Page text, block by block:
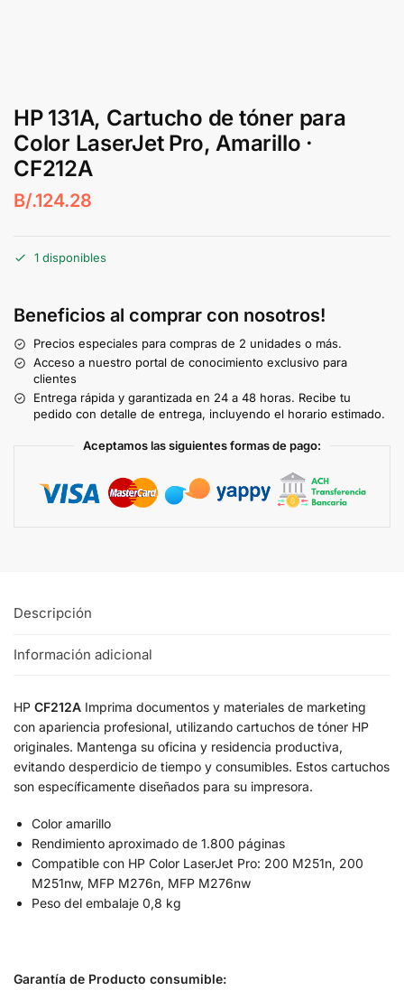
HP 131A, Cartucho de tóner para
Color LaserJet Pro, Amarillo ·
CF212A
B/.124.28
1 disponibles
Beneficios al comprar con nosotros!
Precios especiales para compras de 2 unidades o más.
Acceso a nuestro portal de conocimiento exclusivo para
clientes
Entrega rápida y garantizada en 24 a 48 horas. Recibe tu
pedido con detalle de entrega, incluyendo el horario estimado.
Aceptamos las siguientes formas de pago:
Descripción
Información adicional
HP CF212A Imprima documentos y materiales de marketing
con apariencia profesional, utilizando cartuchos de tóner HP
originales. Mantenga su oficina y residencia productiva,
evitando desperdicio de tiempo y consumibles. Estos cartuchos
son específicamente diseñados para su impresora.
Color amarillo
Rendimiento aproximado de 1.800 páginas
Compatible con HP Color LaserJet Pro: 200 M251n, 200
M251nw, MFP M276n, MFP M276nw
Peso del embalaje 0,8 kg
Garantía de Producto consumible: